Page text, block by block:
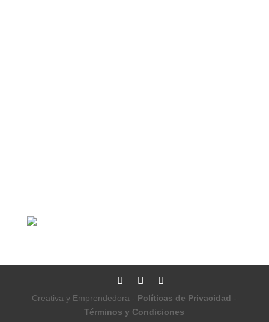
Creativa y Emprendedora - Políticas de Privacidad -
Términos y Condiciones